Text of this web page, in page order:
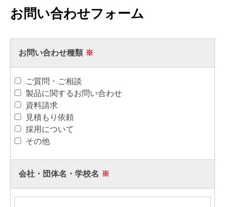
お問い合わせフォーム
お問い合わせ種類 ※
ご質問・ご相談
製品に関するお問い合わせ
資料請求
見積もり依頼
採用について
その他
会社・団体名・学校名 ※